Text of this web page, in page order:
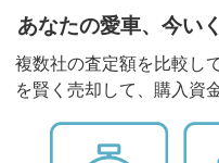
あなたの愛車、今い
複数社の査定額を比較し
を賢く売却して、購入資